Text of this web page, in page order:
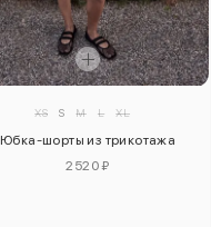
XS S M L XL
Юбка-шорты из трикотажа
2520 ₽